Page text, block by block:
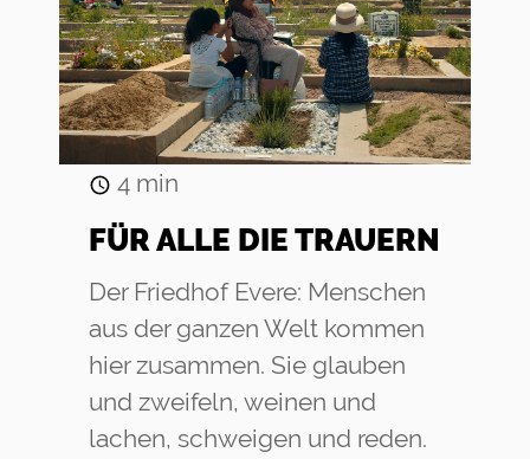
4 min
FÜR ALLE DIE TRAUERN
Der Friedhof Evere: Menschen
aus der ganzen Welt kommen
hier zusammen. Sie glauben
und zweifeln, weinen und
lachen, schweigen und reden.